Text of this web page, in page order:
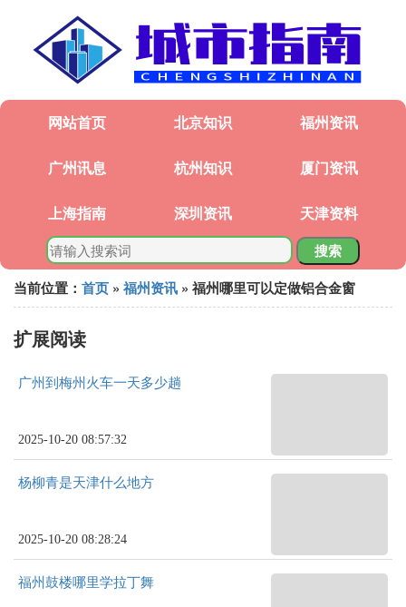
网站首页 北京知识 福州资讯
广州讯息 杭州知识 厦门资讯
上海指南 深圳资讯 天津资料
搜索
当前位置： 首页 » 福州资讯 » 福州哪里可以定做铝合金窗
扩展阅读
广州到梅州火车一天多少趟
2025-10-20 08:57:32
杨柳青是天津什么地方
2025-10-20 08:28:24
福州鼓楼哪里学拉丁舞